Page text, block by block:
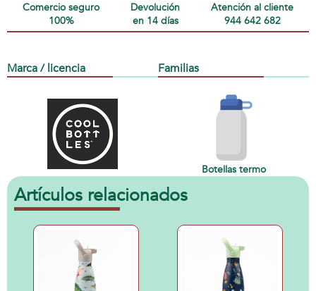
Comercio seguro
100%
Devolución
en 14 días
Atención al cliente
944 642 682
Marca / licencia Familias
Botellas termo
Artículos relacionados